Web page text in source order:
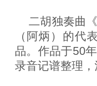
二胡独奏曲
（阿炳）的代
品。作品于50
录音记谱整理